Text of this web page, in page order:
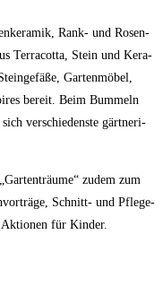
Rank- und Rosen­
Ter­ra­cot­ta, Stein und Kera­
Gar­ten­mö­bel,
bereit. Beim Bum­meln
ver­schie­dens­te gärt­ne­ri­
zudem zum
Schnitt- und Pfle­ge­
Aktio­nen für Kinder.